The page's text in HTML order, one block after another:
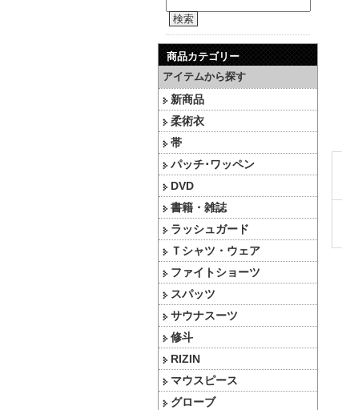
検索
商品カテゴリー
アイテムから探す
新商品
柔術衣
帯
パッチ･ワッペン
DVD
書籍・雑誌
ラッシュガード
Ｔシャツ・ウェア
ファイトショーツ
スパッツ
サウナスーツ
修斗
RIZIN
マウスピース
グローブ